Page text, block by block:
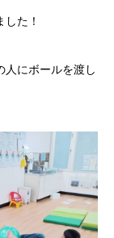
た！
人にボールを渡し